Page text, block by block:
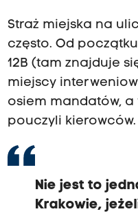
Straż miejska na
często. Od
12B (tam znajduje
miejscy
osiem mandatów,
pouczyli kierowców.
Nie jest to
Krakowie,